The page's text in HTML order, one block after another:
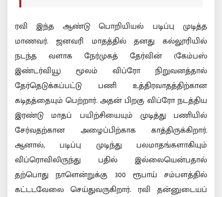
ரவி இந்த ஆண்டு பொறியியல் படிப்பு முடித்த
மாணவர். ஜனவரி மாதத்தில் தனது கல்லூரியில்
நடந்த வளாக நேர்முகத் தேர்வின் (கேம்பஸ்
இண்டர்வியூ) மூலம் விப்ரோ நிறுவனத்தால்
தேர்தெடுக்கப்பட்டு பணி உத்திரவாதத்திற்கான
கடிதத்தையும் பெற்றார். அதன் பிறகு விப்ரோ நடத்திய
இரண்டு மாதப் பயிற்சியையும் முடித்து பணியில்
சேர்வதற்கான அழைப்பிற்காக காத்திருக்கிறார்.
ஆனால், படிப்பு முடிந்து பலமாதங்களாகியும்
விப்ரொவிலிருந்து பதில் இல்லையென்பதால்
தற்பொது நாளென்றுக்கு 300 ரூபாய் சம்பளத்தில்
கட்டடவேலை செய்துவருகிறார். ரவி தன்னுடையப்